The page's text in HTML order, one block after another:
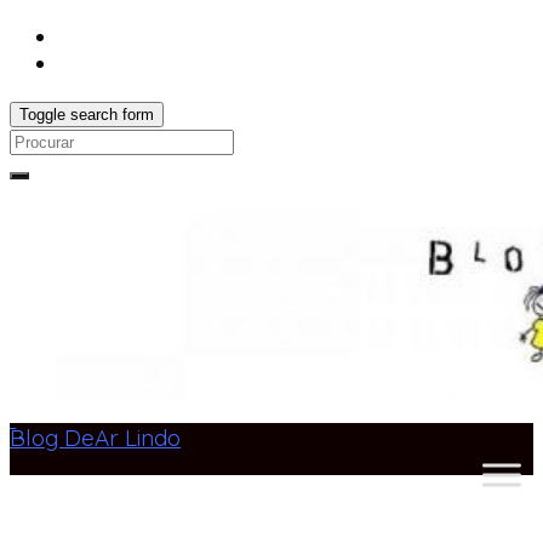
Toggle search form
Search
Blog DeAr Lindo